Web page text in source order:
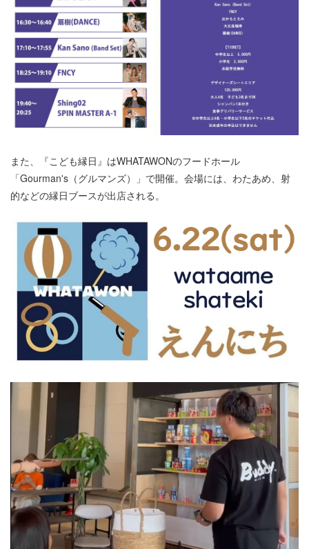
また、『こども縁日』はWHATAWONのフードホール
「Gourman's（グルマンズ）」で開催。会場には、わたあめ、射
的などの縁日ブースが出店される。